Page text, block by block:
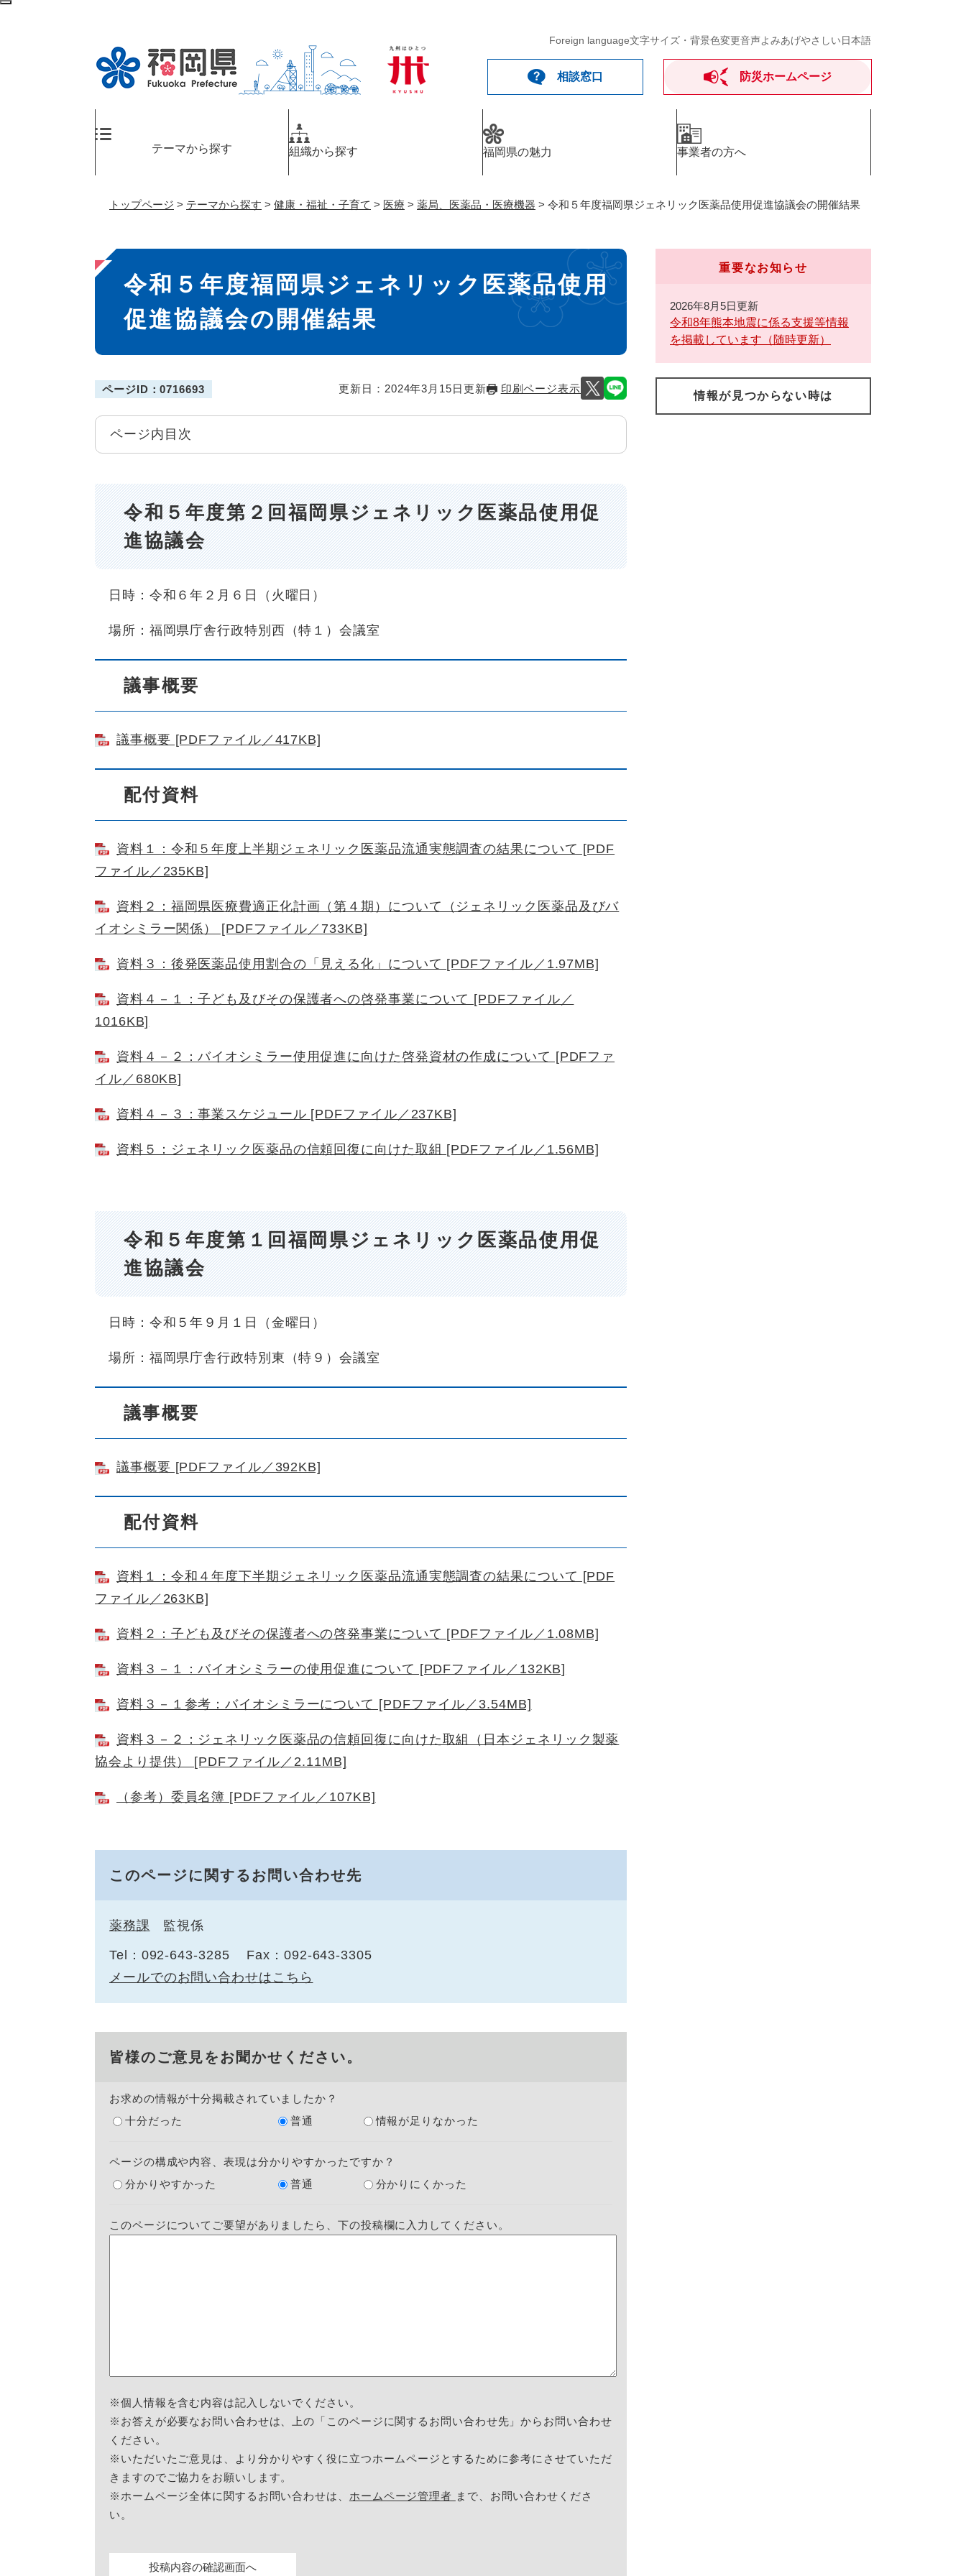
ペ
Foreign language文字サイズ・背景色変更音声よみあげやさしい日本語
相談窓口 防災ホームページ
テーマから探す 組織から探す 福岡県の魅力 事業者の方へ
トップページ > テーマから探す > 健康・福祉・子育て > 医療 > 薬局、医薬品・医療機器 > 令和５年度福岡県ジェネリック医薬品使用促進協議会の開催結果
本
文
令和５年度福岡県ジェネリック医薬品使用
促進協議会の開催結果
ページID：0716693 更新日：2024年3月15日更新 印刷ページ表示
ページ内目次
令和５年度第２回福岡県ジェネリック医薬品使用促
進協議会
日時：令和６年２月６日（火曜日）
場所：福岡県庁舎行政特別西（特１）会議室
議事概要
議事概要 [PDFファイル／417KB]
配付資料
資料１：令和５年度上半期ジェネリック医薬品流通実態調査の結果について [PDF
ファイル／235KB]
資料２：福岡県医療費適正化計画（第４期）について（ジェネリック医薬品及びバ
イオシミラー関係） [PDFファイル／733KB]
資料３：後発医薬品使用割合の「見える化」について [PDFファイル／1.97MB]
資料４－１：子ども及びその保護者への啓発事業について [PDFファイル／
1016KB]
資料４－２：バイオシミラー使用促進に向けた啓発資材の作成について [PDFファ
イル／680KB]
資料４－３：事業スケジュール [PDFファイル／237KB]
資料５：ジェネリック医薬品の信頼回復に向けた取組 [PDFファイル／1.56MB]
令和５年度第１回福岡県ジェネリック医薬品使用促
進協議会
日時：令和５年９月１日（金曜日）
場所：福岡県庁舎行政特別東（特９）会議室
議事概要
議事概要 [PDFファイル／392KB]
配付資料
資料１：令和４年度下半期ジェネリック医薬品流通実態調査の結果について [PDF
ファイル／263KB]
資料２：子ども及びその保護者への啓発事業について [PDFファイル／1.08MB]
資料３－１：バイオシミラーの使用促進について [PDFファイル／132KB]
資料３－１参考：バイオシミラーについて [PDFファイル／3.54MB]
資料３－２：ジェネリック医薬品の信頼回復に向けた取組（日本ジェネリック製薬
協会より提供） [PDFファイル／2.11MB]
（参考）委員名簿 [PDFファイル／107KB]
このページに関するお問い合わせ先
薬務課 監視係
Tel：092-643-3285
Fax：092-643-3305
メールでのお問い合わせはこちら
皆様のご意見をお聞かせください。
お求めの情報が十分掲載されていましたか？
十分だった
普通 情報が足りなかった
ページの構成や内容、表現は分かりやすかったですか？
分かりやすかった
普通 分かりにくかった
このページについてご要望がありましたら、下の投稿欄に入力してください。
※個人情報を含む内容は記入しないでください。
※お答えが必要なお問い合わせは、上の「このページに関するお問い合わせ先」からお問い合わせ
ください。
※いただいたご意見は、より分かりやすく役に立つホームページとするために参考にさせていただ
きますのでご協力をお願いします。
※ホームページ全体に関するお問い合わせは、 ホームページ管理者 まで、お問い合わせくださ
い。
重要なお知らせ
2026年8月5日更新
令和8年熊本地震に係る支援等情報
を掲載しています（随時更新）
情報が見つからない時は